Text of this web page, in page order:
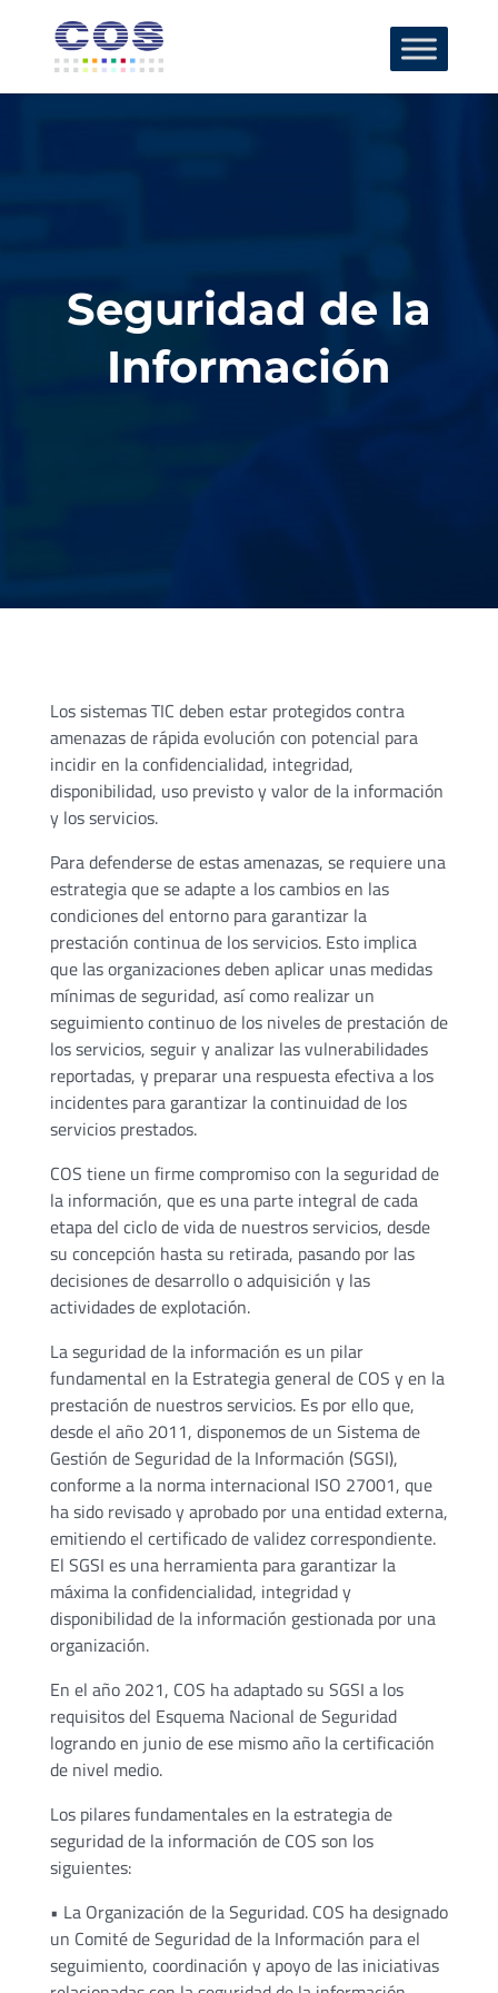
Seguridad de la
Información
Los sistemas TIC deben estar protegidos contra
amenazas de rápida evolución con potencial para
incidir en la confidencialidad, integridad,
disponibilidad, uso previsto y valor de la información
y los servicios.
Para defenderse de estas amenazas, se requiere una
estrategia que se adapte a los cambios en las
condiciones del entorno para garantizar la
prestación continua de los servicios. Esto implica
que las organizaciones deben aplicar unas medidas
mínimas de seguridad, así como realizar un
seguimiento continuo de los niveles de prestación de
los servicios, seguir y analizar las vulnerabilidades
reportadas, y preparar una respuesta efectiva a los
incidentes para garantizar la continuidad de los
servicios prestados.
COS tiene un firme compromiso con la seguridad de
la información, que es una parte integral de cada
etapa del ciclo de vida de nuestros servicios, desde
su concepción hasta su retirada, pasando por las
decisiones de desarrollo o adquisición y las
actividades de explotación.
La seguridad de la información es un pilar
fundamental en la Estrategia general de COS y en la
prestación de nuestros servicios. Es por ello que,
desde el año 2011, disponemos de un Sistema de
Gestión de Seguridad de la Información (SGSI),
conforme a la norma internacional ISO 27001, que
ha sido revisado y aprobado por una entidad externa,
emitiendo el certificado de validez correspondiente.
El SGSI es una herramienta para garantizar la
máxima la confidencialidad, integridad y
disponibilidad de la información gestionada por una
organización.
En el año 2021, COS ha adaptado su SGSI a los
requisitos del Esquema Nacional de Seguridad
logrando en junio de ese mismo año la certificación
de nivel medio.
Los pilares fundamentales en la estrategia de
seguridad de la información de COS son los
siguientes:
• La Organización de la Seguridad. COS ha designado
un Comité de Seguridad de la Información para el
seguimiento, coordinación y apoyo de las iniciativas